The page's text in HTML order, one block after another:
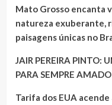
Mato Grosso encanta
natureza exuberante,
paisagens únicas no
JAIR PEREIRA PINTO:
PARA SEMPRE
Tarifa dos EUA